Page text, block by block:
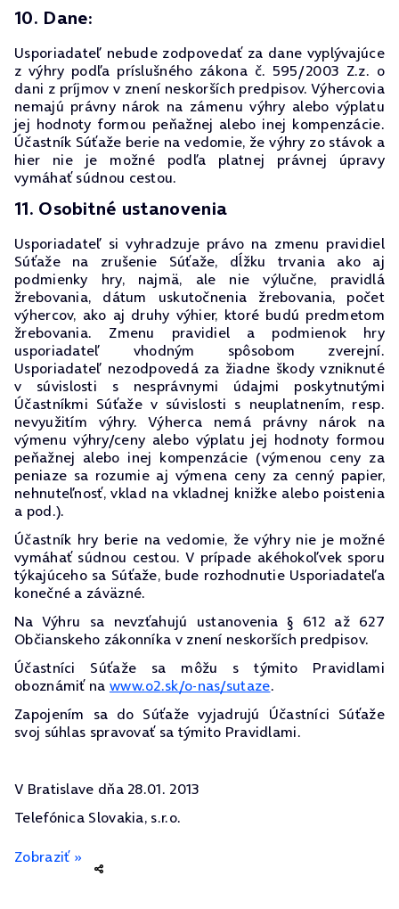
10. Dane:
Usporiadateľ nebude zodpovedať za dane vyplývajúce
z výhry podľa príslušného zákona č. 595/2003 Z.z. o
dani z príjmov v znení neskorších predpisov. Výhercovia
nemajú právny nárok na zámenu výhry alebo výplatu
jej hodnoty formou peňažnej alebo inej kompenzácie.
Účastník Súťaže berie na vedomie, že výhry zo stávok a
hier nie je možné podľa platnej právnej úpravy
vymáhať súdnou cestou.
11. Osobitné ustanovenia
Usporiadateľ si vyhradzuje právo na zmenu pravidiel
Súťaže na zrušenie Súťaže, dĺžku trvania ako aj
podmienky hry, najmä, ale nie výlučne, pravidlá
žrebovania, dátum uskutočnenia žrebovania, počet
výhercov, ako aj druhy výhier, ktoré budú predmetom
žrebovania. Zmenu pravidiel a podmienok hry
usporiadateľ vhodným spôsobom zverejní.
Usporiadateľ nezodpovedá za žiadne škody vzniknuté
v súvislosti s nesprávnymi údajmi poskytnutými
Účastníkmi Súťaže v súvislosti s neuplatnením, resp.
nevyužitím výhry. Výherca nemá právny nárok na
výmenu výhry/ceny alebo výplatu jej hodnoty formou
peňažnej alebo inej kompenzácie (výmenou ceny za
peniaze sa rozumie aj výmena ceny za cenný papier,
nehnuteľnosť, vklad na vkladnej knižke alebo poistenia
a pod.).
Účastník hry berie na vedomie, že výhry nie je možné
vymáhať súdnou cestou. V prípade akéhokoľvek sporu
týkajúceho sa Súťaže, bude rozhodnutie Usporiadateľa
konečné a záväzné.
Na Výhru sa nevzťahujú ustanovenia § 612 až 627
Občianskeho zákonníka v znení neskorších predpisov.
Účastníci Súťaže sa môžu s týmito Pravidlami
oboznámiť na www.o2.sk/o-nas/sutaze.
Zapojením sa do Súťaže vyjadrujú Účastníci Súťaže
svoj súhlas spravovať sa týmito Pravidlami.
V Bratislave dňa 28.01. 2013
Telefónica Slovakia, s.r.o.
Zobraziť »